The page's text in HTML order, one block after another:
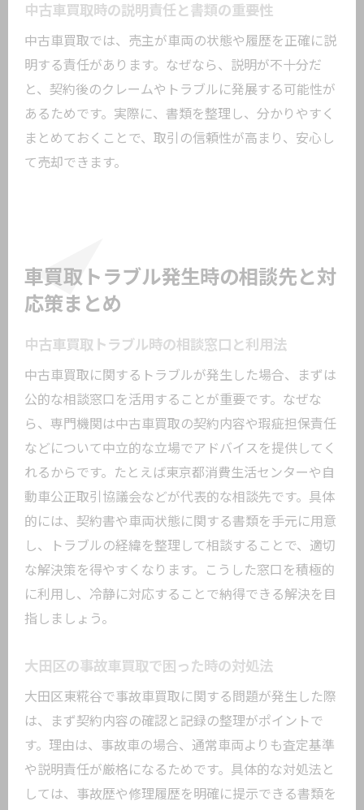
中古車買取時の説明責任と書類の重要性
中古車買取では、売主が車両の状態や履歴を正確に説
明する責任があります。なぜなら、説明が不十分だ
と、契約後のクレームやトラブルに発展する可能性が
あるためです。実際に、書類を整理し、分かりやすく
まとめておくことで、取引の信頼性が高まり、安心し
て売却できます。
車買取トラブル発生時の相談先と対
応策まとめ
中古車買取トラブル時の相談窓口と利用法
中古車買取に関するトラブルが発生した場合、まずは
公的な相談窓口を活用することが重要です。なぜな
ら、専門機関は中古車買取の契約内容や瑕疵担保責任
などについて中立的な立場でアドバイスを提供してく
れるからです。たとえば東京都消費生活センターや自
動車公正取引協議会などが代表的な相談先です。具体
的には、契約書や車両状態に関する書類を手元に用意
し、トラブルの経緯を整理して相談することで、適切
な解決策を得やすくなります。こうした窓口を積極的
に利用し、冷静に対応することで納得できる解決を目
指しましょう。
大田区の事故車買取で困った時の対処法
大田区東糀谷で事故車買取に関する問題が発生した際
は、まず契約内容の確認と記録の整理がポイントで
す。理由は、事故車の場合、通常車両よりも査定基準
や説明責任が厳格になるためです。具体的な対処法と
しては、事故歴や修理履歴を明確に提示できる書類を